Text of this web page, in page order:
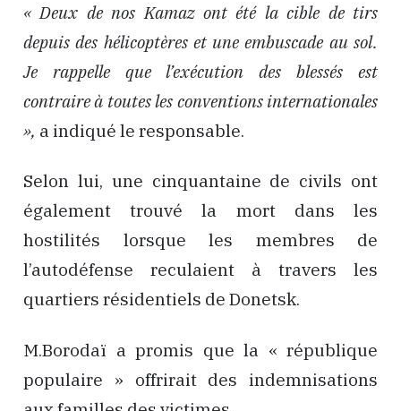
« Deux de nos Kamaz ont été la cible de tirs
depuis des hélicoptères et une embuscade au sol.
Je rappelle que l’exécution des blessés est
contraire à toutes les conventions internationales
», a indiqué le responsable.
Selon lui, une cinquantaine de civils ont
également trouvé la mort dans les
hostilités lorsque les membres de
l’autodéfense reculaient à travers les
quartiers résidentiels de Donetsk.
M.Borodaï a promis que la « république
populaire » offrirait des indemnisations